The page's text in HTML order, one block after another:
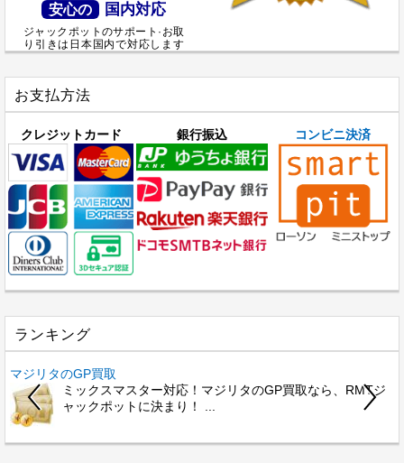
安心の 国内対応
ジャックポットのサポート·お取
り引きは日本国内で対応します
お支払方法
クレジットカード 銀行振込 コンビニ決済
ランキング
マジリタのGP買取
ミックスマスター対応！マジリタのGP買取なら、RMTジ
ャックポットに決まり！ ...